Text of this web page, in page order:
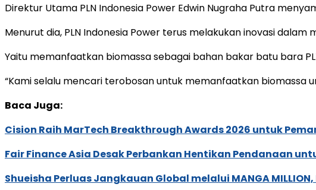
Direktur Utama PLN Indonesia Power Edwin Nugraha Putra
Menurut dia, PLN Indonesia Power terus melakukan inovasi
Yaitu memanfaatkan biomassa sebagai bahan bakar batu bara
“Kami selalu mencari terobosan untuk memanfaatkan biomassa
Baca Juga:
Cision Raih MarTech Breakthrough Awards 2026 untuk
Fair Finance Asia Desak Perbankan Hentikan Pendanaan
Shueisha Perluas Jangkauan Global melalui MANGA